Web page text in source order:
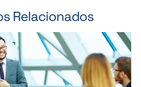
Relacionados